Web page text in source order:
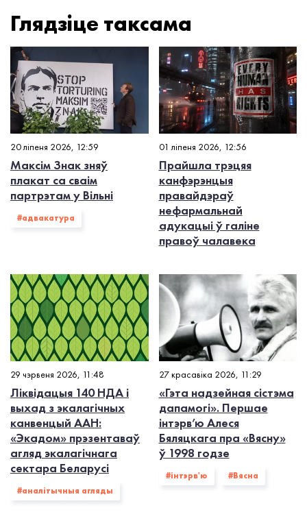
Глядзiце таксама
20 ліпеня 2026, 12:59
Максім Знак зняў
плакат са сваім
партрэтам у Вільні
#адвакатура
01 ліпеня 2026, 12:56
Прайшла трэцяя
канфэрэнцыя
правайдэраў
нефармальнай
адукацыі ў галіне
правоў чалавека
29 чэрвеня 2026, 11:48
Ліквідацыя 140 НДА і
выхад з экалагiчных
канвенцый ААН:
«Экадом» прэзентаваў
агляд экалагічнага
сектара Беларусі
#аналітычныя агляды
27 красавіка 2026, 11:29
«Гэта надзейная сістэма
дапамогі». Першае
інтэрв’ю Алеся
Бяляцкага пра «Вясну»
ў 1998 годзе
#інтэрв'ю #Вясна